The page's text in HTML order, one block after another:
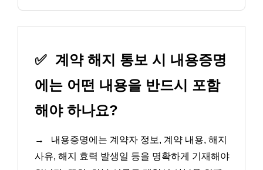
✅ 계약 해지 통보 시 내용증명
에는 어떤 내용을 반드시 포함
해야 하나요?
→
내용증명에는 계약자 정보, 계약 내용, 해지
사유, 해지 효력 발생일 등을 명확하게 기재해야